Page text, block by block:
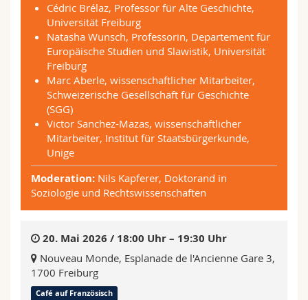
Cédric Brélaz, Professor für Alte Geschichte,
Universität Freiburg
Natasha Wunsch, Professorin, Departement für
Europäische Studien und Slawistik, Universität
Freiburg
Marc Aberle, wissenschaftlicher Mitarbeiter,
Schweizerische Gesellschaft für Geschichte
(SGG)
Victor Sanchez-Mazas, wissenschaftlicher
Mitarbeiter, Institut für Staatsbürgerkunde,
Unige
Moderation: Nils Kapferer, Doktorand in
Soziologie und Rechtswissenschaften
20. Mai 2026 / 18:00 Uhr – 19:30 Uhr
Nouveau Monde, Esplanade de l'Ancienne Gare 3,
1700 Freiburg
Café auf Französisch